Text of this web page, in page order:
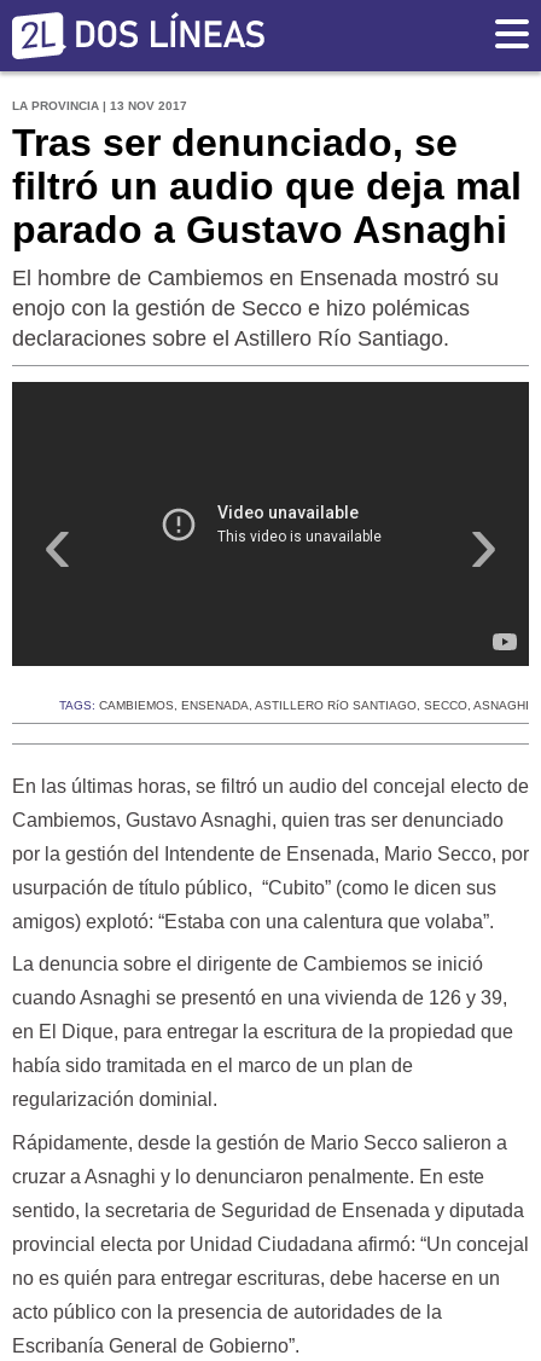
LA PROVINCIA | 13 NOV 2017
Tras ser denunciado, se
filtró un audio que deja mal
parado a Gustavo Asnaghi
El hombre de Cambiemos en Ensenada mostró su
enojo con la gestión de Secco e hizo polémicas
declaraciones sobre el Astillero Río Santiago.
‹ ›
TAGS: CAMBIEMOS, ENSENADA, ASTILLERO RíO SANTIAGO, SECCO, ASNAGHI
En las últimas horas, se filtró un audio del concejal electo de
Cambiemos, Gustavo Asnaghi, quien tras ser denunciado
por la gestión del Intendente de Ensenada, Mario Secco, por
usurpación de título público, “Cubito” (como le dicen sus
amigos) explotó: “Estaba con una calentura que volaba”.
La denuncia sobre el dirigente de Cambiemos se inició
cuando Asnaghi se presentó en una vivienda de 126 y 39,
en El Dique, para entregar la escritura de la propiedad que
había sido tramitada en el marco de un plan de
regularización dominial.
Rápidamente, desde la gestión de Mario Secco salieron a
cruzar a Asnaghi y lo denunciaron penalmente. En este
sentido, la secretaria de Seguridad de Ensenada y diputada
provincial electa por Unidad Ciudadana afirmó: “Un concejal
no es quién para entregar escrituras, debe hacerse en un
acto público con la presencia de autoridades de la
Escribanía General de Gobierno”.